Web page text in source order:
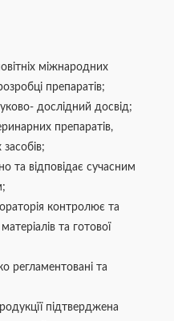
міжнародних
препаратів;
дослідний досвід;
препаратів,
засобів;
та відповідає сучасним
контролює та
та готової
регламентовані та
підтверджена